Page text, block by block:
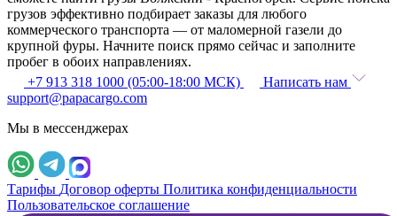
грузов эффективно подбирает заказы для любого
коммерческого транспорта — от маломерной газели до
крупной фуры. Начните поиск прямо сейчас и заполните
пробег в обоих направлениях.
+7 913 318 1000 (05:00-18:00 МСК)
Написать нам
support@papacargo.com
Мы в мессенджерах
Тарифы Договор оферты Политика конфиденциальности
Пользовательское соглашение